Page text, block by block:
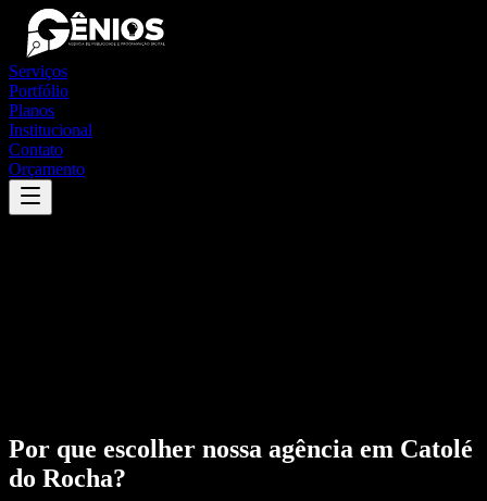
Serviços
Portfólio
Planos
Institucional
Contato
Orçamento
Por que escolher nossa agência em Catolé
do Rocha?